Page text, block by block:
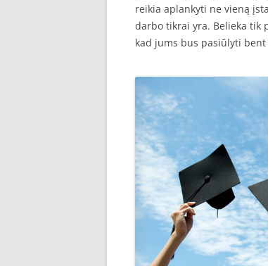
reikia aplankyti ne vieną
darbo tikrai yra. Belieka tik
kad jums bus pasiūlyti